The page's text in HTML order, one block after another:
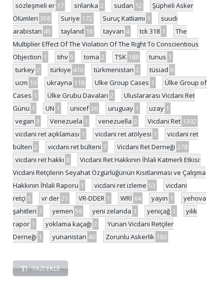
sözleşmeli er 17 srilanka 2 sudan 12
Şüpheli Asker
Ölümleri 358 Suriye 172 Suruç Katliamı 1
suudi
arabistan 45 tayland 16 tayvan 4 tck 318 1
The
Multiplier Effect Of The Violation Of The Right To Conscientious
Objection 1 tihv 5 toma 2 TSK 188 tunus 1
turkey 2 türkiye 410 türkmenistan 2 tüsiad 6
ucm 10 ukrayna 118 Ulke Group Cases 1
Ülke Group of
Cases 1 Ülke Grubu Davaları 2
Uluslararası Vicdani Ret
Günü 1 UN 1 unicef 26 uruguay 1 uzay 1
vegan 3 Venezuela 1 venezuella 2 Vicdani Ret 1302
vicdani ret açıklaması 1 vicdani ret atölyesi 1
vicdani ret
bülten 2 vicdani ret bülteni 7 Vicdani Ret Derneği 278
vicdani ret hakkı 8
Vicdani Ret Hakkının İhlali Katmerli Etkisi:
Vicdani Retçilerin Seyahat Özgürlüğünün Kısıtlanması ve Çalışma
Hakkının İhlali Raporu 1 vicdani ret izleme 53
vicdani
retçi 5 vr der 21 VR-DDER 1 WRİ 64 yayın 1
yehova
şahitleri 7 yemen 59 yeni zelanda 1 yeniçağ 1
yılık
rapor 1 yoklama kaçağı 2
Yunan Vicdani Retçiler
Derneği 1 yunanistan 40 Zorunlu Askerlik 183
YAZI EKLE